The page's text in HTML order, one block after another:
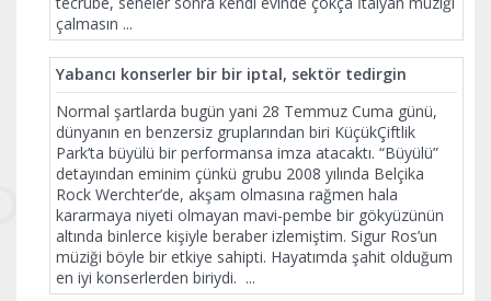
çalmasın ...
Yabancı konserler bir bir iptal, sektör tedirgin
Normal şartlarda bugün yani 28 Temmuz Cuma günü,
dünyanın en benzersiz gruplarından biri KüçükÇiftlik
Park’ta büyülü bir performansa imza atacaktı. “Büyülü”
detayından eminim çünkü grubu 2008 yılında Belçika
Rock Werchter’de, akşam olmasına rağmen hala
kararmaya niyeti olmayan mavi-pembe bir gökyüzünün
altında binlerce kişiyle beraber izlemiştim. Sigur Ros’un
müziği böyle bir etkiye sahipti. Hayatımda şahit olduğum
en iyi konserlerden biriydi. ...